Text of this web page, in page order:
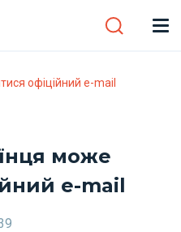
офіційний e-mail
може
e-mail